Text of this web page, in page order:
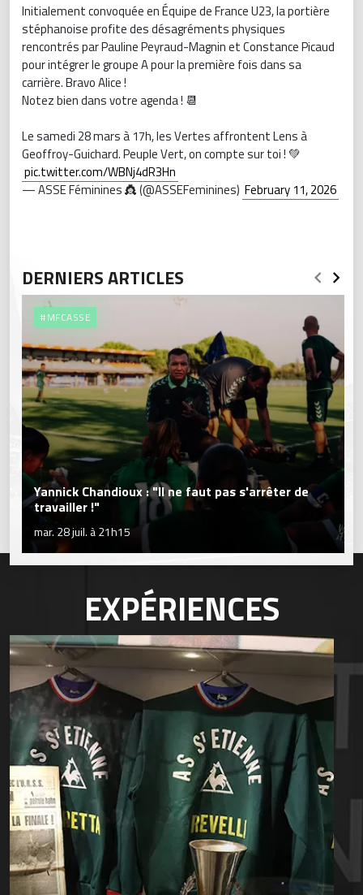
Initialement convoquée en Équipe de France U23, la portière
stéphanoise profite des désagréments physiques
rencontrés par Pauline Peyraud-Magnin et Constance Picaud
pour intégrer le groupe A pour la première fois dans sa
carrière. Bravo Alice !
Notez bien dans votre agenda ! 📆
Le samedi 28 mars à 17h, les Vertes affrontent Lens à
Geoffroy-Guichard. Peuple Vert, on compte sur toi ! 💚
pic.twitter.com/WBNj4dR3Hn
— ASSE Féminines 👸 (@ASSEFeminines) February 11, 2026
DERNIERS ARTICLES
#MFCASSE
Yannick Chandioux : "Il ne faut pas s'arrêter de
travailler !"
mar. 28 juil. à 21h15
EXPÉRIENCES